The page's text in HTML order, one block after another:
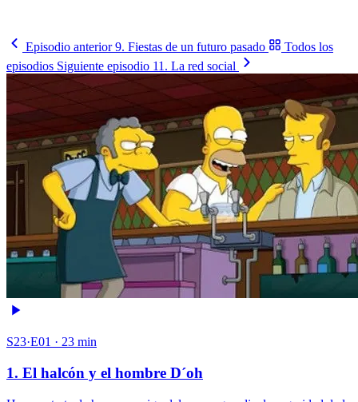
Episodio anterior9. Fiestas de un futuro pasado
Todos los
episodios Siguiente episodio 11. La red social
S23·E01 · 23 min
1. El halcón y el hombre D´oh